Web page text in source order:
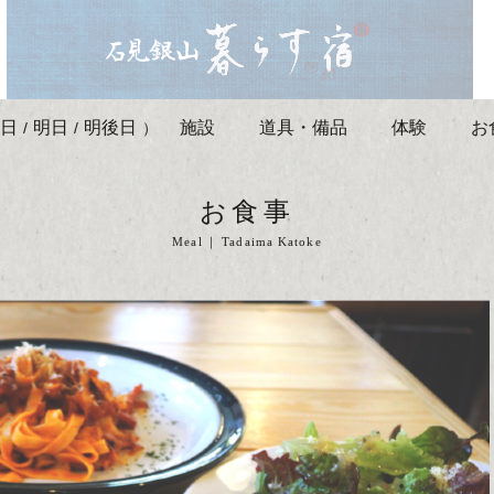
/ 明日 / 明後日 ） 施設 道具・備品 体験 お
お食事
Meal Tadaima Katoke